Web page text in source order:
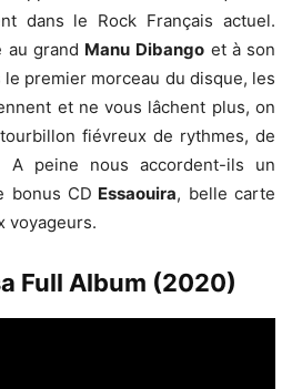
dans le Rock Français actuel.
au grand Manu Dibango et à son
le premier morceau du disque, les
et ne vous lâchent plus, on
fiévreux de rythmes, de
peine nous accordent-ils un
bonus CD Essaouira, belle carte
voyageurs.
Full Album (2020)